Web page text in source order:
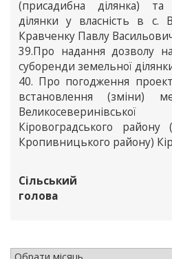
(присадибна ділянка) та
ділянки у власність в с.
Кравченку Павлу
39.Про надання дозволу
суборенди земельної
40. Про погодження
встановлення (зміни)
Кіровоградського
Кропивницького району)
Сільський
голова